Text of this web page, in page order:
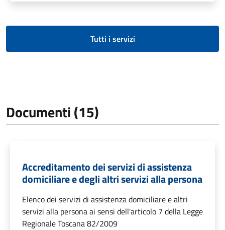
Tutti i servizi
Documenti (15)
Accreditamento dei servizi di assistenza
domiciliare e degli altri servizi alla persona
Elenco dei servizi di assistenza domiciliare e altri
servizi alla persona ai sensi dell'articolo 7 della Legge
Regionale Toscana 82/2009